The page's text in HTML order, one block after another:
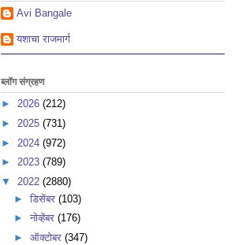
Avi Bangale
यशाचा राजमार्ग
ब्लॉग संग्रहण
► 2026 (212)
► 2025 (731)
► 2024 (972)
► 2023 (789)
▼ 2022 (2880)
► डिसेंबर (103)
► नोव्हेंबर (176)
► ऑक्टोबर (347)